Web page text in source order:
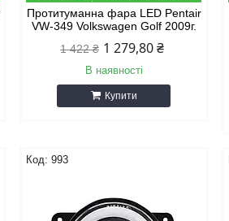
Протитуманна фара LED Pentair
VW-349 Volkswagen Golf 2009г.
1 422 ₴ 1 279,80 ₴
В наявності
Купити
993